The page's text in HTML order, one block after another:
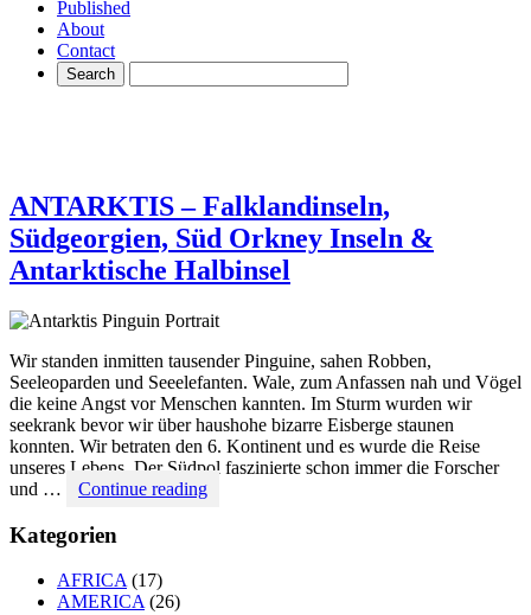
Published
About
Contact
ANTARKTIS – Falklandinseln,
Südgeorgien, Süd Orkney Inseln &
Antarktische Halbinsel
Wir standen inmitten tausender Pinguine, sahen Robben,
Seeleoparden und Seeelefanten. Wale, zum Anfassen nah und Vögel
die keine Angst vor Menschen kannten. Im Sturm wurden wir
seekrank bevor wir über haushohe bizarre Eisberge staunen
konnten. Wir betraten den 6. Kontinent und es wurde die Reise
unseres Lebens. Der Südpol faszinierte schon immer die Forscher
und …
Continue readingANTARKTIS
Kategorien
AFRICA (17)
AMERICA (26)